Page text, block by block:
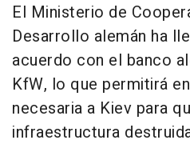
El Ministerio de
Desarrollo alemán ha
acuerdo con el banco
KfW, lo que permitirá
necesaria a Kiev para
infraestructura